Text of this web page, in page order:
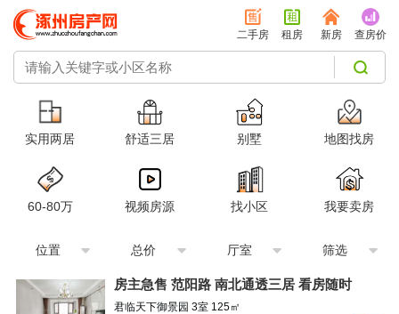
二手房 租房 新房 查房价
实用两居 舒适三居 别墅 地图找房
60-80万 视频房源 找小区 我要卖房
位置 总价 厅室 筛选
房主急售 范阳路 南北通透三居 看房随时
君临天下御景园 3室 125㎡